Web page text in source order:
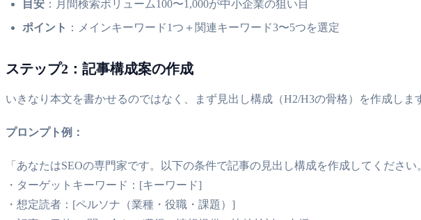
目安 ：月間検索ボリューム100〜1,000が中小企業の狙い目
ポイント ：メインキーワード1つ＋関連キーワード3〜5つを選定
ステップ2：記事構成案の作成
いきなり本文を書かせるのではなく、まず見出し構成（H2/H3の骨格）を作成しま
プロンプト例：
「あなたはSEOの専門家です。以下の条件で記事の見出し構成を作成してください
・ターゲットキーワード：[キーワード]
・想定読者：[ペルソナ（業種・役職・課題）]